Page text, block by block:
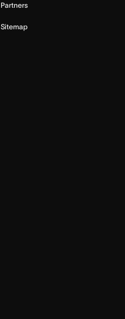
Partners
Sitemap